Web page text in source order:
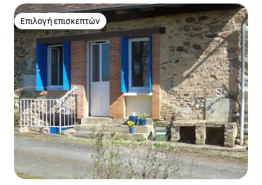
Επιλογή επισκεπτών
Επιλογή επισκεπτών